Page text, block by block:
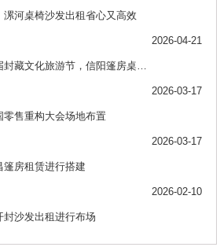
河桌椅沙发出租省心又高效
2026-04-21
劲牌神农架酒业第五届封藏文化旅游节，信阳篷房桌椅出租助力布场
2026-03-17
售重构大会场地布置
2026-03-17
篷房租赁进行搭建
2026-02-10
沙发出租进行布场